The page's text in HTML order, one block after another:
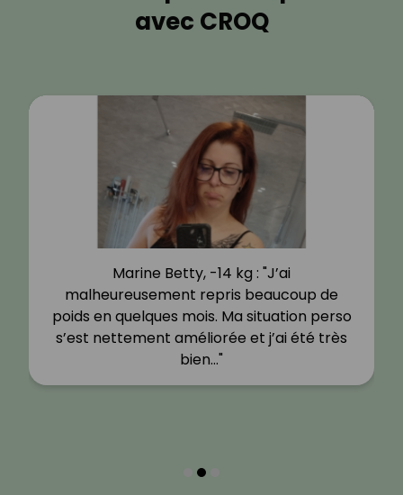
avec CROQ
Marine Betty, -14 kg : "J’ai
malheureusement repris beaucoup de
poids en quelques mois. Ma situation perso
s’est nettement améliorée et j’ai été très
bien…"